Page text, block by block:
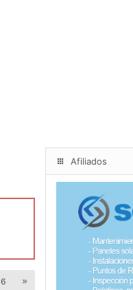
Afiliados